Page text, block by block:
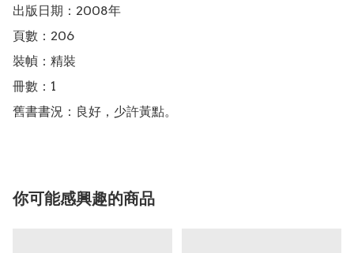
出版日期：2008年
頁數：206
裝幀：精裝
冊數：1
舊書書況：良好，少許黃點。
你可能感興趣的商品